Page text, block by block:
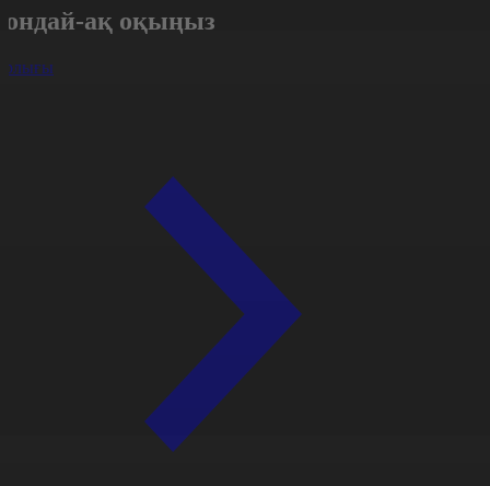
ақ оқыңыз